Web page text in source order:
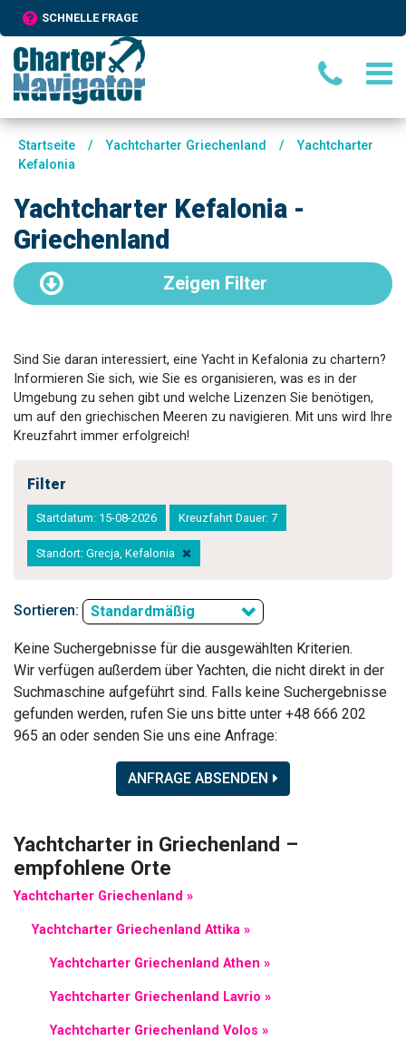
SCHNELLE FRAGE
Startseite / Yachtcharter Griechenland /
Yachtcharter
Kefalonia
Yachtcharter Kefalonia -
Griechenland
Zeigen Filter
Sind Sie daran interessiert, eine Yacht in Kefalonia zu chartern?
Informieren Sie sich, wie Sie es organisieren, was es in der
Umgebung zu sehen gibt und welche Lizenzen Sie benötigen,
um auf den griechischen Meeren zu navigieren. Mit uns wird Ihre
Kreuzfahrt immer erfolgreich!
Filter
Startdatum: 15-08-2026 Kreuzfahrt Dauer: 7
Standort: Grecja, Kefalonia
Sortieren: Standardmäßig
Keine Suchergebnisse für die ausgewählten Kriterien.
Wir verfügen außerdem über Yachten, die nicht direkt in der
Suchmaschine aufgeführt sind. Falls keine Suchergebnisse
gefunden werden, rufen Sie uns bitte unter +48 666 202
965 an oder senden Sie uns eine Anfrage:
ANFRAGE ABSENDEN
Yachtcharter in Griechenland –
empfohlene Orte
Yachtcharter Griechenland »
Yachtcharter Griechenland Attika »
Yachtcharter Griechenland Athen »
Yachtcharter Griechenland Lavrio »
Yachtcharter Griechenland Volos »